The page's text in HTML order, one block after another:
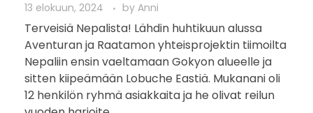
13 elokuun, 2024 by Anni
Terveisiä Nepalista! Lähdin huhtikuun alussa
Aventuran ja Raatamon yhteisprojektin tiimoilta
Nepaliin ensin vaeltamaan Gokyon alueelle ja
sitten kiipeämään Lobuche Eastiä. Mukanani oli
12 henkilön ryhmä asiakkaita ja he olivat reilun